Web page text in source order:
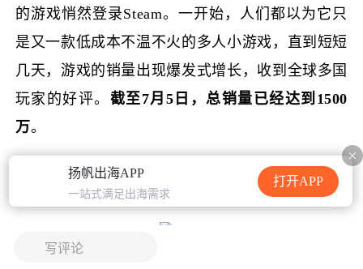
扬帆出海APP
一站式满足出海需求
打开APP
的游戏悄然登录Steam。一开始，人们都以为它只
是又一款低成本不温不火的多人小游戏，直到短短
几天，游戏的销量出现爆发式增长，收到全球多国
玩家的好评。 截至7月5日，总销量已经达到1500
万。
写评论